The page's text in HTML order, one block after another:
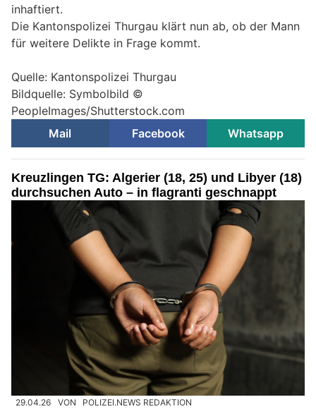
inhaftiert.
Die Kantonspolizei Thurgau klärt nun ab, ob der Mann
für weitere Delikte in Frage kommt.
Quelle: Kantonspolizei Thurgau
Bildquelle: Symbolbild ©
PeopleImages/Shutterstock.com
Mail
Facebook Whatsapp
Kreuzlingen TG: Algerier (18, 25) und Libyer (18)
durchsuchen Auto – in flagranti geschnappt
29.04.26 VON POLIZEI.NEWS REDAKTION